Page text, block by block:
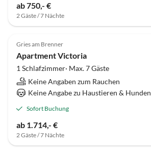
ab 750,- €
2 Gäste / 7 Nächte
Gries am Brenner
Apartment Victoria
1 Schlafzimmer· Max. 7 Gäste
Keine Angaben zum Rauchen
Keine Angabe zu Haustieren & Hunden
Sofort Buchung
ab 1.714,- €
2 Gäste / 7 Nächte